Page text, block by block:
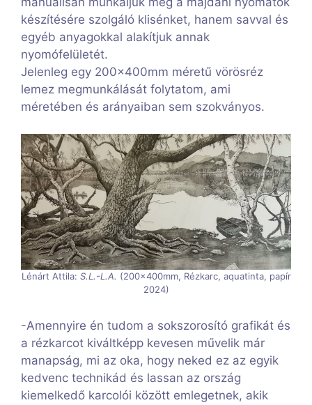
készítésére szolgáló klisénket, hanem savval és
egyéb anyagokkal alakítjuk annak
nyomófelületét.
Jelenleg egy 200x400mm méretű vörösréz
lemez megmunkálását folytatom, ami
méretében és arányaiban sem szokványos.
Lénárt Attila: S.L.-L.A. (200x400mm, Rézkarc, aquatinta, papír
2024)
-Amennyire én tudom a sokszorosító grafikát és
a rézkarcot kiváltképp kevesen művelik már
manapság, mi az oka, hogy neked ez az egyik
kedvenc technikád és lassan az ország
kiemelkedő karcolói között emlegetnek, akik